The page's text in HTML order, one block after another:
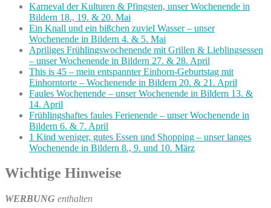
Karneval der Kulturen & Pfingsten, unser Wochenende in
Bildern 18., 19. & 20. Mai
Ein Knall und ein bißchen zuviel Wasser – unser
Wochenende in Bildern 4. & 5. Mai
Apriliges Frühlingswochenende mit Grillen & Lieblingsessen
– unser Wochenende in Bildern 27. & 28. April
This is 45 – mein entspannter Einhorn-Geburtstag mit
Einhorntorte – Wochenende in Bildern 20. & 21. April
Faules Wochenende – unser Wochenende in Bildern 13. &
14. April
Frühlingshaftes faules Ferienende – unser Wochenende in
Bildern 6. & 7. April
1 Kind weniger, gutes Essen und Shopping – unser langes
Wochenende in Bildern 8., 9. und 10. März
Wichtige Hinweise
WERBUNG enthalten